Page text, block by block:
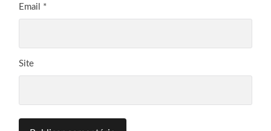
Email *
Site